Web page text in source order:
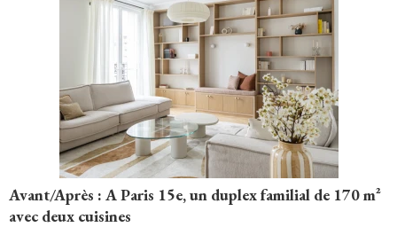
Avant/Après : A Paris 15e, un duplex familial de 170 m²
avec deux cuisines